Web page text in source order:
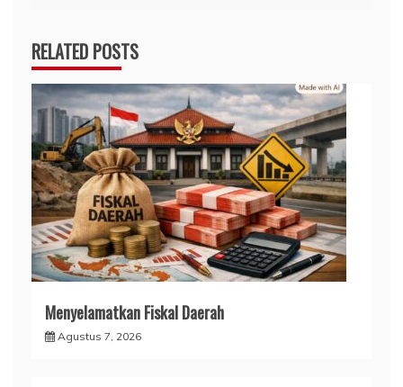
RELATED POSTS
Menyelamatkan Fiskal Daerah
Agustus 7, 2026